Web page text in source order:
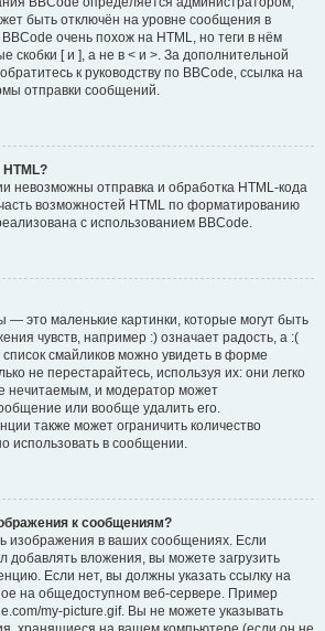
быть отключён на уровне сообщения в
очень похож на HTML, но теги в нём
скобки [ и ], а не в < и >. За дополнительной
к руководству по BBCode, ссылка на
отправки сообщений.
невозможны отправка и обработка HTML-кода
возможностей HTML по форматированию
с использованием BBCode.
— это маленькие картинки, которые могут быть
чувств, например :) означает радость, а :(
смайликов можно увидеть в форме
не перестарайтесь, используя их: они легко
нечитаемым, и модератор может
или вообще удалить его.
также может ограничить количество
использовать в сообщении.
к сообщениям?
изображения в ваших сообщениях. Если
добавлять вложения, вы можете загрузить
Если нет, вы должны указать ссылку на
на общедоступном веб-сервере. Пример
my-picture.gif. Вы не можете указывать